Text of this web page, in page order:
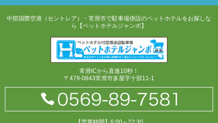
中部国際空港（セントレア）・常滑市で駐車場併設のペットホテルをお探しな
ら【ペットホテルジャンボ】
常滑ICから直進10秒！
〒479-0843常滑市多屋字十部11-1